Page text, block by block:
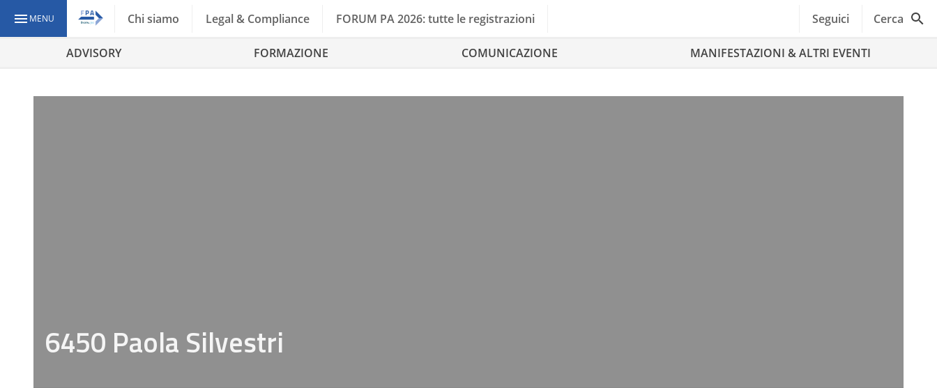
MENU Chi siamo Legal & Compliance FORUM PA 2026: tutte le registrazioni Seguici Cerca
ADVISORY FORMAZIONE COMUNICAZIONE MANIFESTAZIONI & ALTRI EVENTI
6450 Paola Silvestri